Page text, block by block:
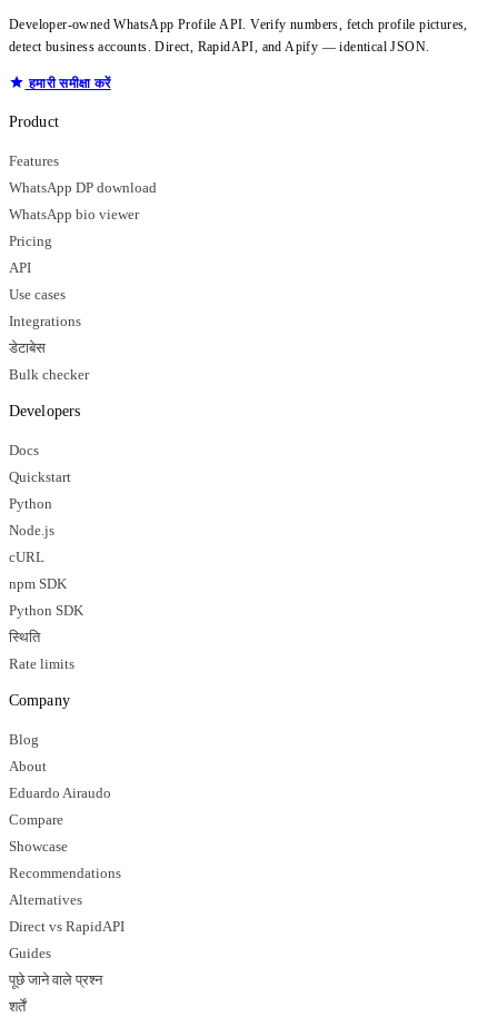
Developer-owned WhatsApp Profile API. Verify numbers, fetch profile pictures,
detect business accounts. Direct, RapidAPI, and Apify — identical JSON.
हमारी समीक्षा करें
Product
Features
WhatsApp DP download
WhatsApp bio viewer
Pricing
API
Use cases
Integrations
डेटाबेस
Bulk checker
Developers
Docs
Quickstart
Python
Node.js
cURL
npm SDK
Python SDK
स्थिति
Rate limits
Company
Blog
About
Eduardo Airaudo
Compare
Showcase
Recommendations
Alternatives
Direct vs RapidAPI
Guides
पूछे जाने वाले प्रश्न
शर्तें